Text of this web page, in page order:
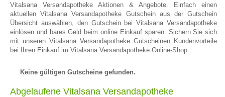
Vitalsana Versandapotheke Aktionen & Angebote. Einfach einen
aktuellen Vitalsana Versandapotheke Gutschein aus der Gutschein
Übersicht auswählen, den Gutschein bei Vitalsana Versandapotheke
einlösen und bares Geld beim online Einkauf sparen. Sichern Sie sich
mit unseren Vitalsana Versandapotheke Gutscheinen Kundenvorteile
bei Ihren Einkauf im Vitalsana Versandapotheke Online-Shop.
Keine gültigen Gutscheine gefunden.
Abgelaufene Vitalsana Versandapotheke